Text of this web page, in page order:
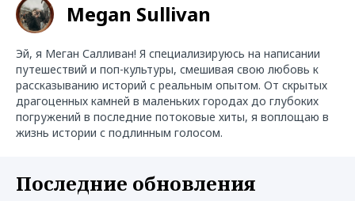
Megan Sullivan
Эй, я Меган Салливан! Я специализируюсь на написании
путешествий и поп-культуры, смешивая свою любовь к
рассказыванию историй с реальным опытом. От скрытых
драгоценных камней в маленьких городах до глубоких
погружений в последние потоковые хиты, я воплощаю в
жизнь истории с подлинным голосом.
Последние обновления